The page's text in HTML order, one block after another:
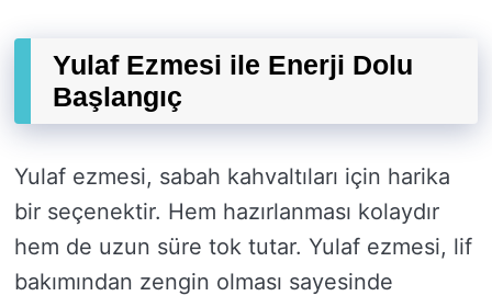
Yulaf Ezmesi ile Enerji Dolu
Başlangıç
Yulaf ezmesi, sabah kahvaltıları için harika
bir seçenektir. Hem hazırlanması kolaydır
hem de uzun süre tok tutar. Yulaf ezmesi, lif
bakımından zengin olması sayesinde